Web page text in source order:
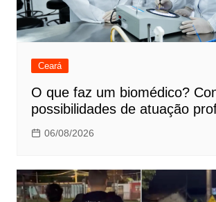
Ceará
O que faz um biomédico?
possibilidades de atuação
06/08/2026